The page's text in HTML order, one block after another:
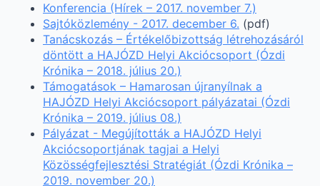
Konferencia (Hírek – 2017. november 7.)
Sajtóközlemény - 2017. december 6. (pdf)
Tanácskozás – Értékelőbizottság létrehozásáról
döntött a HAJÓZD Helyi Akciócsoport (Ózdi
Krónika – 2018. július 20.)
Támogatások – Hamarosan újranyílnak a
HAJÓZD Helyi Akciócsoport pályázatai (Ózdi
Krónika – 2019. július 08.)
Pályázat - Megújították a HAJÓZD Helyi
Akciócsoportjának tagjai a Helyi
Közösségfejlesztési Stratégiát (Ózdi Krónika –
2019. november 20.)